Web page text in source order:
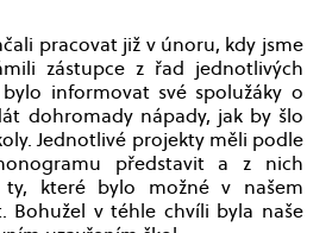
pracovat již v únoru, kdy jsme
zástupce z řad jednotlivých
informovat své spolužáky o
dohromady nápady, jak by šlo
Jednotlivé projekty měli podle
představit a z nich
které bylo možné v našem
Bohužel v téhle chvíli byla naše